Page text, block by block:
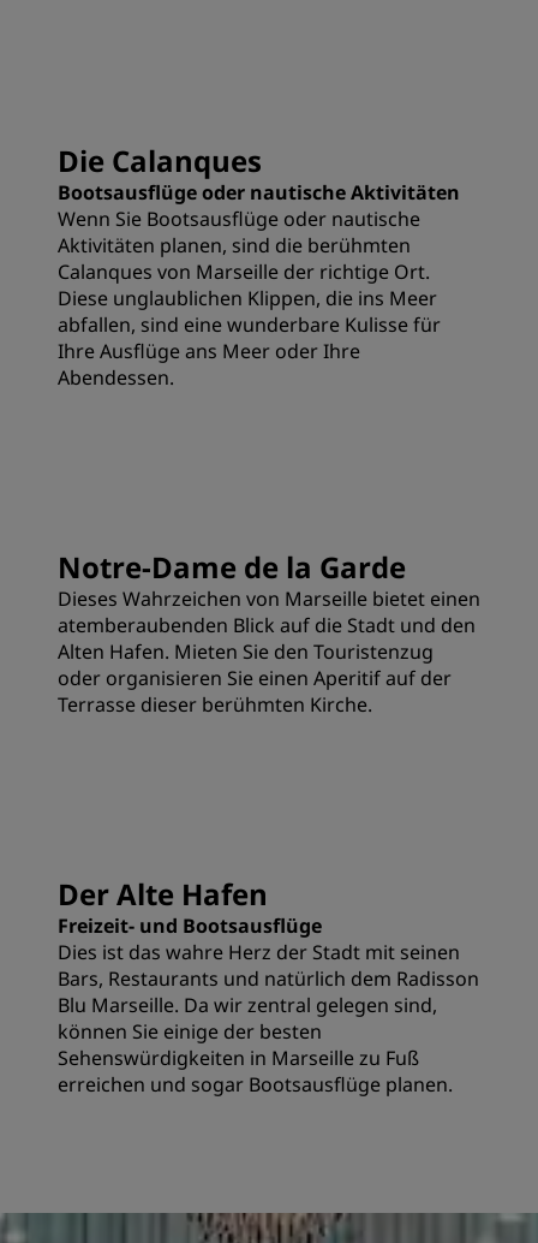
Die Calanques
Bootsausflüge oder nautische Aktivitäten
Wenn Sie Bootsausflüge oder nautische
Aktivitäten planen, sind die berühmten
Calanques von Marseille der richtige Ort.
Diese unglaublichen Klippen, die ins Meer
abfallen, sind eine wunderbare Kulisse für
Ihre Ausflüge ans Meer oder Ihre
Abendessen.
Notre-Dame de la Garde
Dieses Wahrzeichen von Marseille bietet einen
atemberaubenden Blick auf die Stadt und den
Alten Hafen. Mieten Sie den Touristenzug
oder organisieren Sie einen Aperitif auf der
Terrasse dieser berühmten Kirche.
Der Alte Hafen
Freizeit- und Bootsausflüge
Dies ist das wahre Herz der Stadt mit seinen
Bars, Restaurants und natürlich dem Radisson
Blu Marseille. Da wir zentral gelegen sind,
können Sie einige der besten
Sehenswürdigkeiten in Marseille zu Fuß
erreichen und sogar Bootsausflüge planen.